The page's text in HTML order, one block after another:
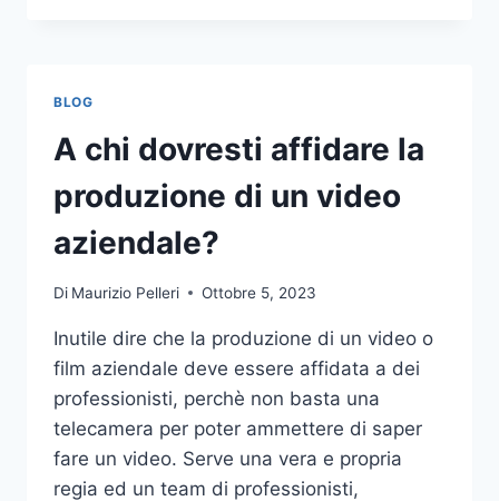
NELLE
SCOMMESSE
SPORTIVE
ONLINE
BLOG
A chi dovresti affidare la
produzione di un video
aziendale?
Di Maurizio Pelleri Ottobre 5, 2023
Inutile dire che la produzione di un video o
film aziendale deve essere affidata a dei
professionisti, perchè non basta una
telecamera per poter ammettere di saper
fare un video. Serve una vera e propria
regia ed un team di professionisti,